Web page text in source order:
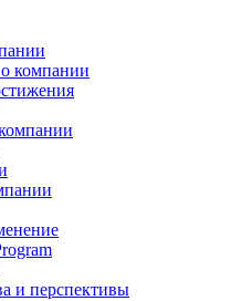
компании
и перспективы